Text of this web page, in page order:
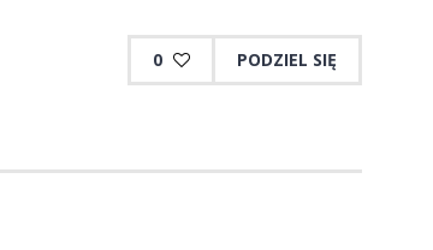
0 PODZIEL SIĘ